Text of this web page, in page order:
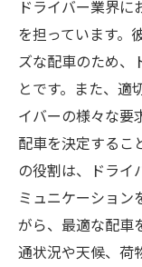
ドライバー業界に
を担っています。
ズな配車のため、
とです。また、適
イバーの様々な要
配車を決定するこ
の役割は、ドライ
ミュニケーション
がら、最適な配車
通状況や天候、荷